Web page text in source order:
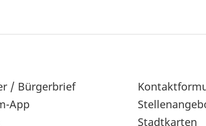
/ Bürgerbrief
App
im
Fußbereich
Stadtkarten